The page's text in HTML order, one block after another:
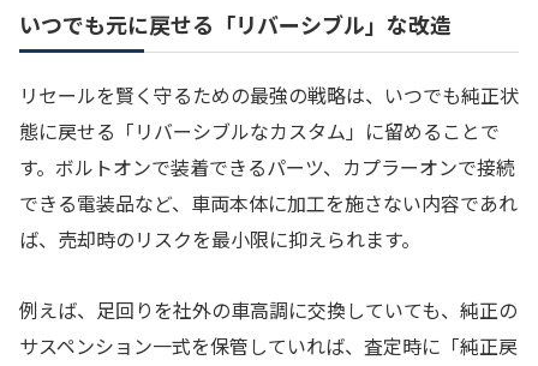
いつでも元に戻せる「リバーシブル」な改造
リセールを賢く守るための最強の戦略は、いつでも純正状
態に戻せる「リバーシブルなカスタム」に留めることで
す。ボルトオンで装着できるパーツ、カプラーオンで接続
できる電装品など、車両本体に加工を施さない内容であれ
ば、売却時のリスクを最小限に抑えられます。
例えば、足回りを社外の車高調に交換していても、純正の
サスペンション一式を保管していれば、査定時に「純正戻